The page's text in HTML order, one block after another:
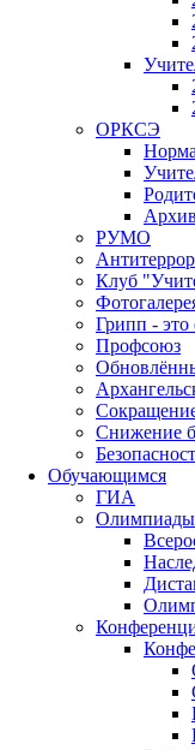
ОРКСЭ
Архив
РУМО
Антитеррор
Клуб
Грипп - это
Профсоюз
Снижение
Обучающимся
ГИА
Олимпиады